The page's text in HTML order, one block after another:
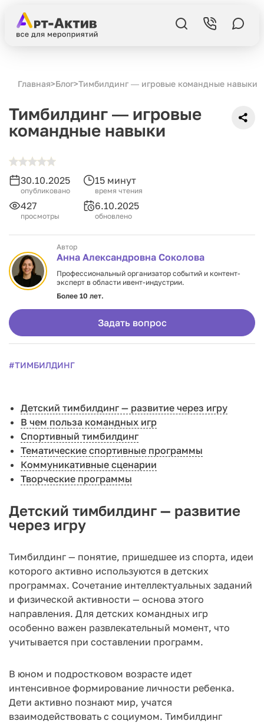
Главная>Блог>Тимбилдинг ― игровые командные навыки
Тимбилдинг ― игровые
командные навыки
30.10.2025
опубликовано
15 минут
время чтения
427
просмотры
6.10.2025
обновлено
Автор
Анна Александровна Соколова
Профессиональный организатор событий и контент-
эксперт в области ивент-индустрии.
Более 10 лет.
Задать вопрос
#ТИМБИЛДИНГ
Детский тимбилдинг — развитие через игру
В чем польза командных игр
Спортивный тимбилдинг
Тематические спортивные программы
Коммуникативные сценарии
Творческие программы
Детский тимбилдинг — развитие
через игру
Тимбилдинг — понятие, пришедшее из спорта, идеи
которого активно используются в детских
программах. Сочетание интеллектуальных заданий
и физической активности — основа этого
направления. Для детских командных игр
особенно важен развлекательный момент, что
учитывается при составлении программ.
В юном и подростковом возрасте идет
интенсивное формирование личности ребенка.
Дети активно познают мир, учатся
взаимодействовать с социумом. Тимбилдинг